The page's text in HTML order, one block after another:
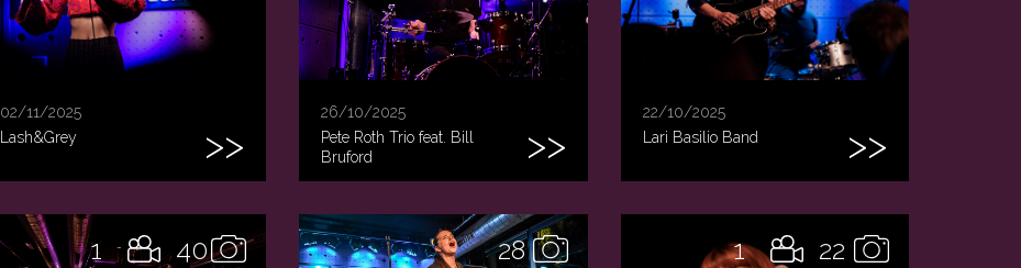
02/11/2025
Lash&Grey
26/10/2025
Pete Roth Trio feat. Bill
Bruford
22/10/2025
Lari Basilio Band
40
1 28 22
1